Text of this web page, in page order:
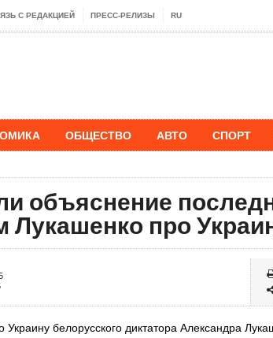
С РЕДАКЦИЕЙ ПРЕСС-РЕЛИЗЫ RU
ОБЩЕСТВО АВТО СПОРТ
объяснение
Лукашенко про
белорусского диктатора Александра